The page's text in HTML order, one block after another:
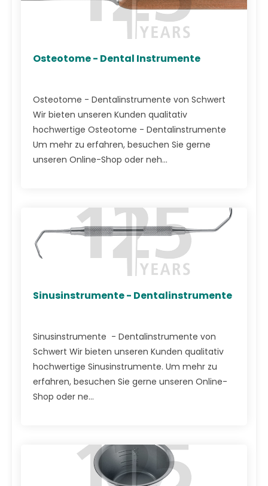
Osteotome - Dental Instrumente
Osteotome - Dentalinstrumente von Schwert
Wir bieten unseren Kunden qualitativ
hochwertige Osteotome - Dentalinstrumente
Um mehr zu erfahren, besuchen Sie gerne
unseren Online-Shop oder neh...
Sinusinstrumente - Dentalinstrumente
Sinusinstrumente - Dentalinstrumente von
Schwert Wir bieten unseren Kunden qualitativ
hochwertige Sinusinstrumente. Um mehr zu
erfahren, besuchen Sie gerne unseren Online-
Shop oder ne...